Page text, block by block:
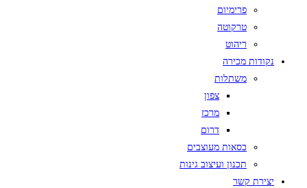
פרימיום
טרקוטה
ריהוט
נקודות מכירה
משתלות
צפון
מרכז
דרום
כסאות מעוצבים
תכנון ועיצוב גינות
יצירת קשר